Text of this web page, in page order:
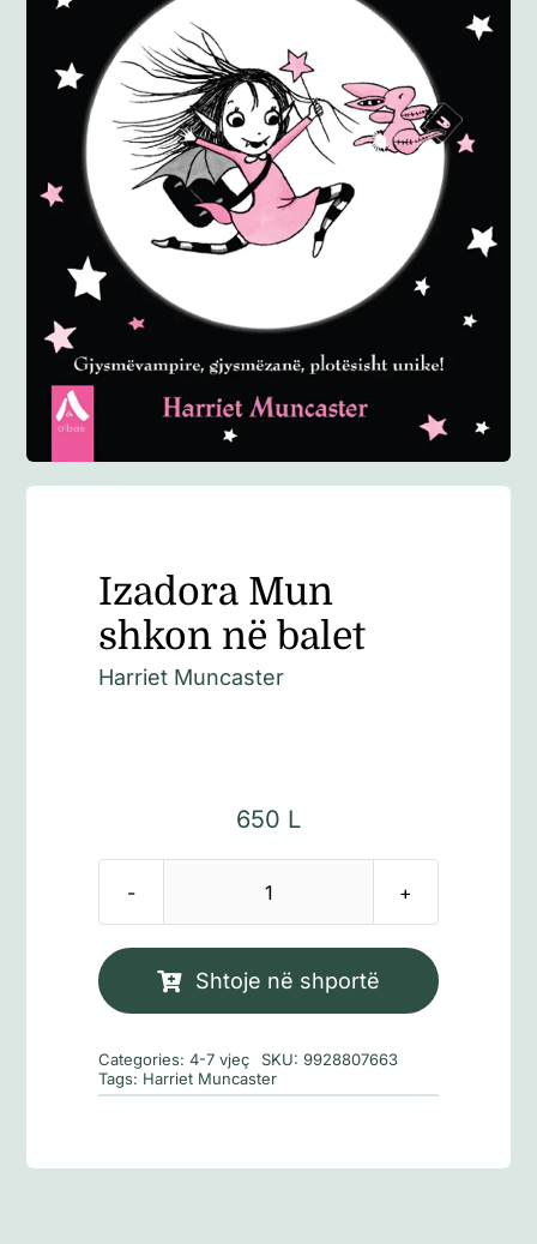
Anglisht
Ditarë
Evente
Izadora Mun
shkon në balet
Harriet Muncaster
650 L
Sasi
Mun
shkon
balet
Shtoje në shportë
Categories:4-7 vjeç SKU:9928807663
Tags: Harriet Muncaster